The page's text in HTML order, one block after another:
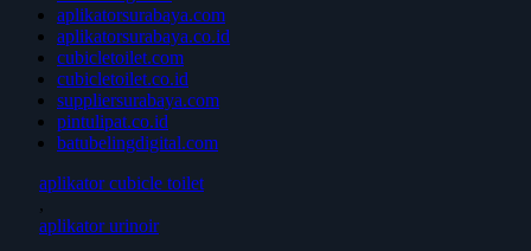
aplikatorsurabaya.com
aplikatorsurabaya.co.id
cubicletoilet.com
cubicletoilet.co.id
suppliersurabaya.com
pintulipat.co.id
batubelingdigital.com
aplikator cubicle toilet
,
aplikator urinoir
,